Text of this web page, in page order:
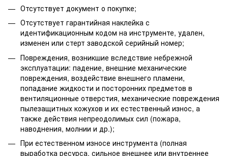
Отсутствует документ о покупке;
Отсутствует гарантийная наклейка с
идентификационным кодом на инструменте, удален,
изменен или стерт заводской серийный номер;
Повреждения, возникшие вследствие небрежной
эксплуатации: падение, внешние механические
повреждения, воздействие внешнего пламени,
попадание жидкости и посторонних предметов в
вентиляционные отверстия, механические повреждения
пылезащитных кожухов и их естественный износ, а
также действия непреодолимых сил (пожара,
наводнения, молнии и др.);
При естественном износе инструмента (полная
выработка ресурса, сильное внешнее или внутреннее